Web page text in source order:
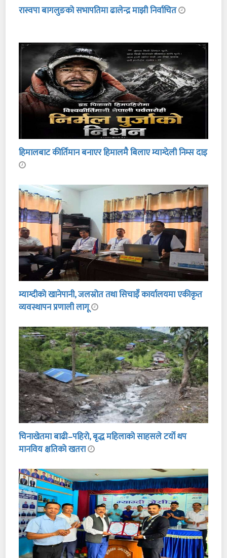
रास्वपा बागलुङको सभापतिमा ढालेन्द्र माझी निर्वाचित
हिमालबाट कीर्तिमान बनाएर हिमालमै बिलाए म्याग्देली निम्स दाइ
म्याग्दीको खानेपानी, जलस्रोत तथा सिचाइँ कार्यालयमा एकीकृत
व्यवस्थापन प्रणाली लागू
चिनाखेतमा बाढी–पहिरो, बृद्ध महिलाको साहसले टर्यो थप
मानविय क्षतिको खतरा